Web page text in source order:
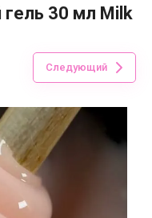
гель 30 мл Milk
Следующий